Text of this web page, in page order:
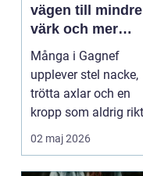
vägen till mindre
värk och mer
vardagsenergi
Många i Gagnef
upplever stel nacke,
trötta axlar och en
kropp som aldrig
hinner återhämta si...
02 maj 2026